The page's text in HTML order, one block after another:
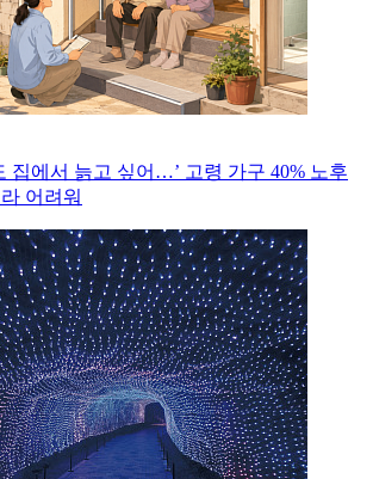
집에서 늙고 싶어…’ 고령 가구 40% 노후
어려워